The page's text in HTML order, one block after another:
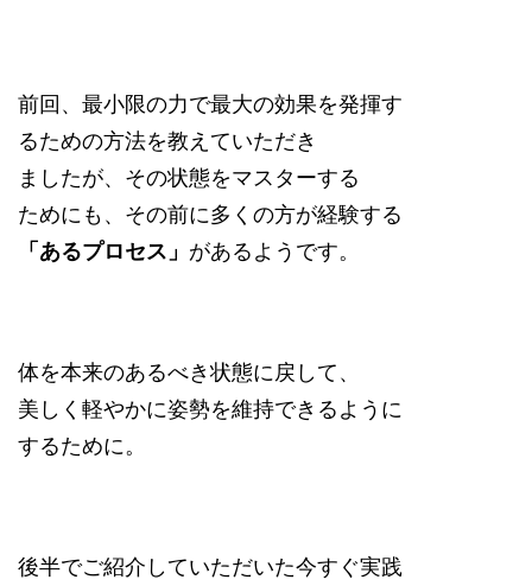
前回、最小限の力で最大の効果を発揮す
るための方法を教えていただき
ましたが、その状態をマスターする
ためにも、その前に多くの方が経験する
「あるプロセス」 があるようです。
体を本来のあるべき状態に戻して、
美しく軽やかに姿勢を維持できるように
するために。
後半でご紹介していただいた今すぐ実践